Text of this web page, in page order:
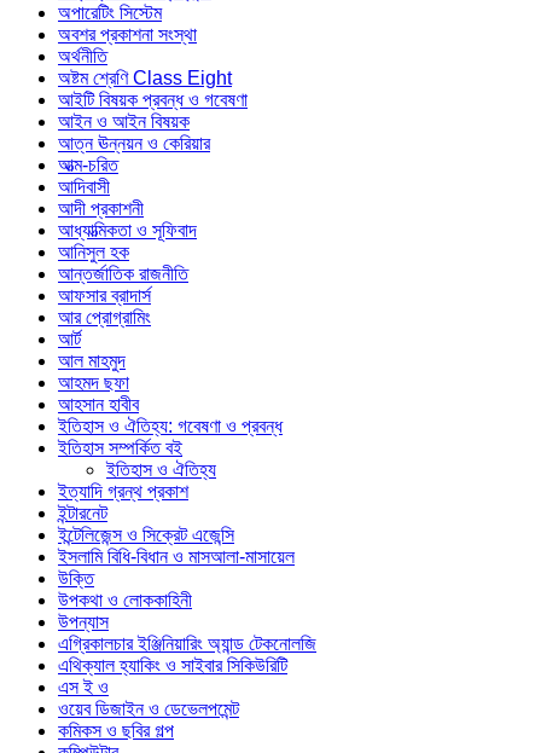
অপারেটিং সিস্টেম
অবশর প্রকাশনা সংস্থা
অর্থনীতি
অষ্টম শ্রেণি Class Eight
আইটি বিষয়ক প্রবন্ধ ও গবেষণা
আইন ও আইন বিষয়ক
আত্ন ঊন্নয়ন ও কেরিয়ার
আত্ম-চরিত
আদিবাসী
আদী প্রকাশনী
আধ্যাত্মিকতা ও সূফিবাদ
আনিসুল হক
আন্তর্জাতিক রাজনীতি
আফসার ব্রাদার্স
আর প্রোগ্রামিং
আর্ট
আল মাহমুদ
আহমদ ছফা
আহসান হাবীব
ইতিহাস ও ঐতিহ্য: গবেষণা ও প্রবন্ধ
ইতিহাস সম্পর্কিত বই
ইতিহাস ও ঐতিহ্য
ইত্যাদি গ্রন্থ প্রকাশ
ইন্টারনেট
ইন্টেলিজেন্স ও সিক্রেট এজেন্সি
ইসলামি বিধি-বিধান ও মাসআলা-মাসায়েল
উক্তি
উপকথা ও লোককাহিনী
উপন্যাস
এগ্রিকালচার ইঞ্জিনিয়ারিং অ্যান্ড টেকনোলজি
এথিক্যাল হ্যাকিং ও সাইবার সিকিউরিটি
এস ই ও
ওয়েব ডিজাইন ও ডেভেলপমেন্ট
কমিকস ও ছবির গল্প